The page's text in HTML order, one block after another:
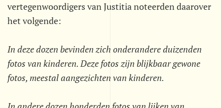
vertegenwoordigers van Justitia noteerden daarover
het volgende:
In deze dozen bevinden zich onderandere duizenden
fotos van kinderen. Deze fotos zijn blijkbaar gewone
fotos, meestal aangezichten van kinderen.